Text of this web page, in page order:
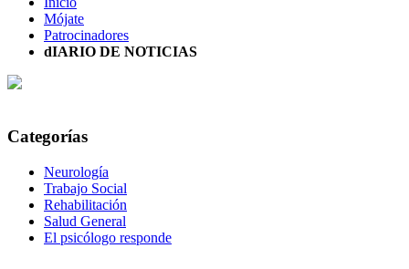
Mójate
Patrocinadores
dIARIO DE NOTICIAS
Categorías
Neurología
Trabajo Social
Rehabilitación
Salud General
El psicólogo responde